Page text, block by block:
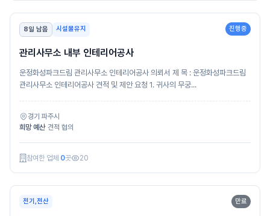
8일 남음 시설물유지 진행중
관리사무소 내부 인테리어공사
운정화성파크드림 관리사무소 인테리어공사 의뢰서 제 목 : 운정화성파크드림
관리사무소 인테리어공사 견적 및 제안 요청 1. 귀사의 무궁...
경기 파주시
희망 예산 견적 협의
참여한 업체 0곳 20
전기,전산 만료